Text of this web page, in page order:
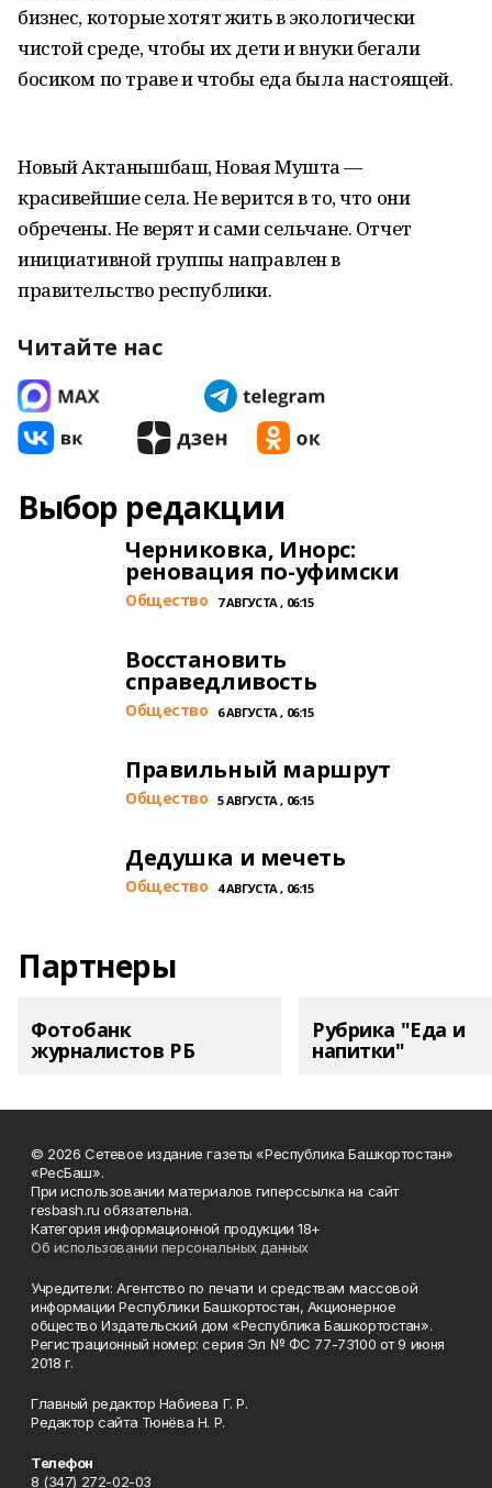
бизнес, которые хотят жить в экологически
чистой среде, чтобы их дети и внуки бегали
босиком по траве и чтобы еда была настоящей.
Новый Актанышбаш, Новая Мушта —
красивейшие села. Не верится в то, что они
обречены. Не верят и сами сельчане. Отчет
инициативной группы направлен в
правительство республики.
Читайте нас
Выбор редакции
Черниковка, Инорс:
реновация по-уфимски
Общество 7 АВГУСТА , 06:15
Восстановить
справедливость
Общество 6 АВГУСТА , 06:15
Правильный маршрут
Общество 5 АВГУСТА , 06:15
Дедушка и мечеть
Общество 4 АВГУСТА , 06:15
Партнеры
Фотобанк
журналистов РБ
Рубрика "Еда и
напитки"
© 2026 Сетевое издание газеты «Республика Башкортостан»
«РесБаш».
При использовании материалов гиперссылка на сайт
resbash.ru обязательна.
Категория информационной продукции 18+
Об использовании персональных данных
Учредители: Агентство по печати и средствам массовой
информации Республики Башкортостан, Акционерное
общество Издательский дом «Республика Башкортостан».
Регистрационный номер: серия Эл № ФС 77-73100 от 9 июня
2018 г.
Главный редактор Набиева Г. Р.
Редактор сайта Тюнёва Н. Р.
Телефон
8 (347) 272-02-03